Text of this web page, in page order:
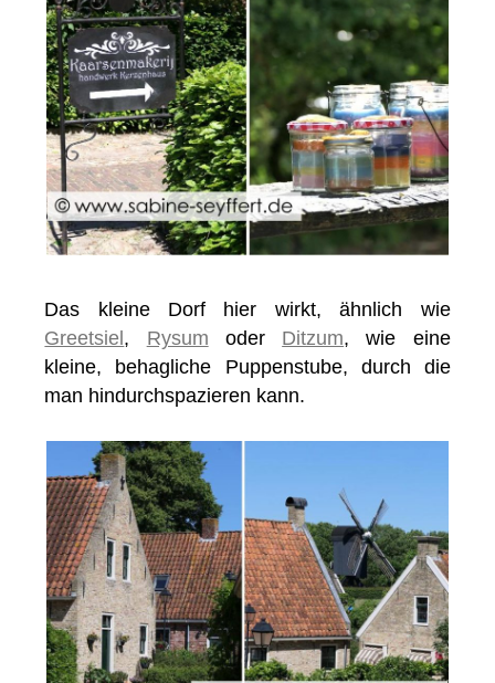
Das kleine Dorf hier wirkt, ähnlich wie
Greetsiel, Rysum oder Ditzum, wie eine
kleine, behagliche Puppenstube, durch die
man hindurchspazieren kann.